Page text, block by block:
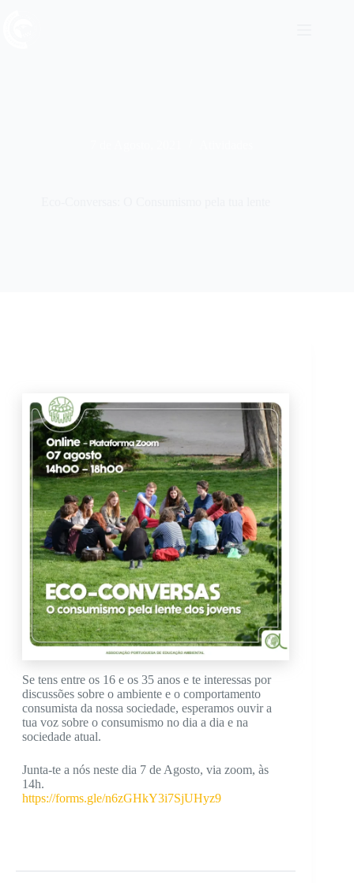
Se tens entre os 16 e os 35 anos e te interessas por
discussões sobre o ambiente e o comportamento
consumista da nossa sociedade, esperamos ouvir a
tua voz sobre o consumismo no dia a dia e na
sociedade atual.
Junta-te a nós neste dia 7 de Agosto, via zoom, às
14h.
https://forms.gle/n6zGHkY3i7SjUHyz9